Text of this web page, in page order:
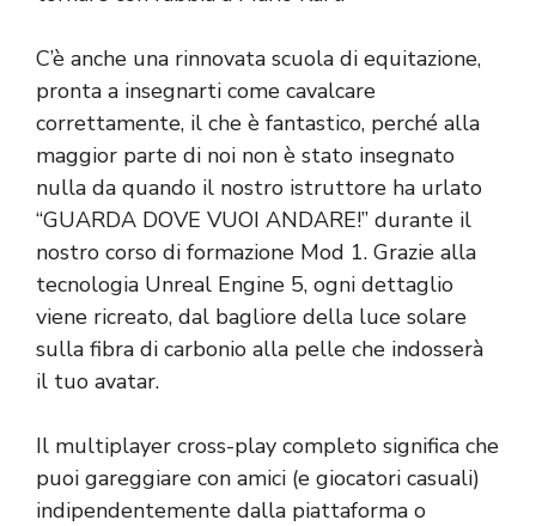
C’è anche una rinnovata scuola di equitazione,
pronta a insegnarti come cavalcare
correttamente, il che è fantastico, perché alla
maggior parte di noi non è stato insegnato
nulla da quando il nostro istruttore ha urlato
“GUARDA DOVE VUOI ANDARE!” durante il
nostro corso di formazione Mod 1. Grazie alla
tecnologia Unreal Engine 5, ogni dettaglio
viene ricreato, dal bagliore della luce solare
sulla fibra di carbonio alla pelle che indosserà
il tuo avatar.
Il multiplayer cross-play completo significa che
puoi gareggiare con amici (e giocatori casuali)
indipendentemente dalla piattaforma o